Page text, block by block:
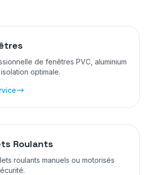
de fenêtres PVC, aluminium
optimale.
Roulants
roulants manuels ou motorisés